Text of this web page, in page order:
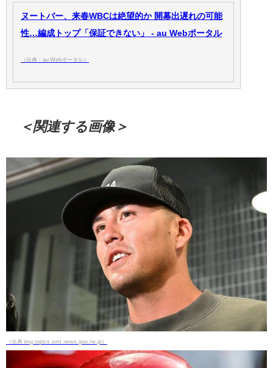
ヌートバー、来春WBCは絶望的か 開幕出遅れの可能
性…編成トップ「保証できない」 - au Webポータル
（出典：au Webポータル）
＜関連する画像＞
（出典 img.topics.smt.news.goo.ne.jp）